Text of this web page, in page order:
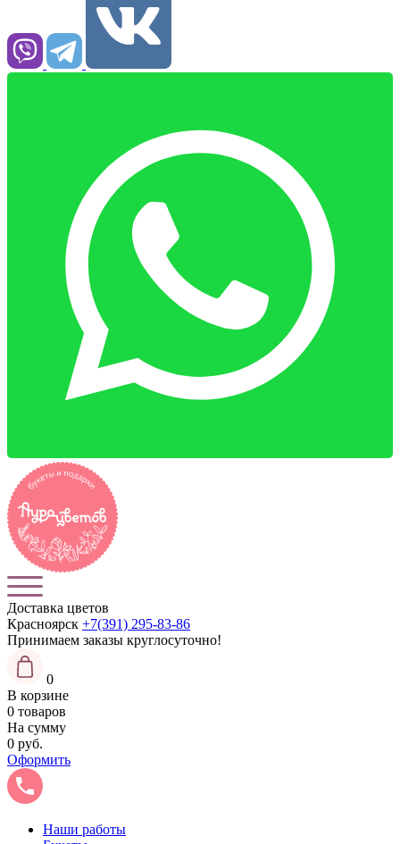
Доставка цветов
Красноярск +7(391) 295-83-86
Принимаем заказы круглосуточно!
0
В корзине
0 товаров
На сумму
0 руб.
Оформить
Наши работы